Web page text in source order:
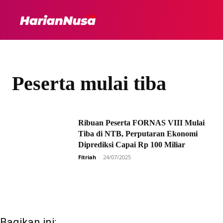
Peserta mulai tiba
Ribuan Peserta FORNAS VIII Mulai
Tiba di NTB, Perputaran Ekonomi
Diprediksi Capai Rp 100 Miliar
Fitriah - 24/07/2025